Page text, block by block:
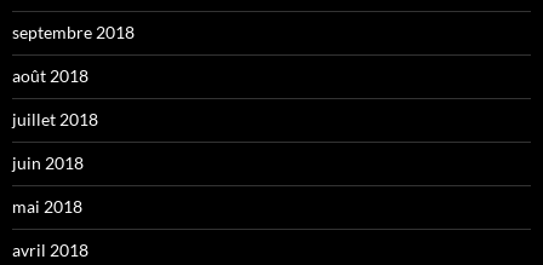
septembre 2018
août 2018
juillet 2018
juin 2018
mai 2018
avril 2018